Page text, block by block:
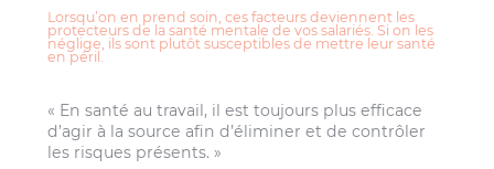
Lorsqu’on en prend soin, ces facteurs deviennent les
protecteurs de la santé mentale de vos salariés. Si on les
néglige, ils sont plutôt susceptibles de mettre leur santé
en péril.
« En santé au travail, il est toujours plus efficace
d’agir à la source afin d’éliminer et de contrôler
les risques présents. »